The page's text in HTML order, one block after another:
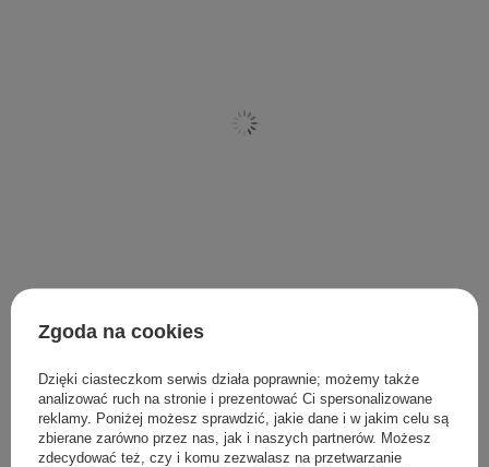
Torriden - Dive-In For Men All In One - Nawilżająca
Emulsja do Twarzy - 200g
79,00 zł
Zgoda na cookies
Dzięki ciasteczkom serwis działa poprawnie; możemy także
analizować ruch na stronie i prezentować Ci spersonalizowane
reklamy. Poniżej możesz sprawdzić, jakie dane i w jakim celu są
zbierane zarówno przez nas, jak i naszych partnerów. Możesz
zdecydować też, czy i komu zezwalasz na przetwarzanie